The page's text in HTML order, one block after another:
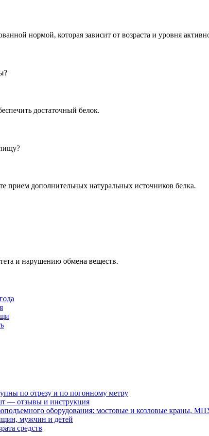
нормой, которая зависит от возраста и уровня
достаточный белок.
прием дополнительных натуральных источников белка.
и нарушению обмена веществ.
по отрезу и по погонному метру
— отзывы и инструкция
оборудования: мостовые и козловые краны,
мужчин и детей
средств